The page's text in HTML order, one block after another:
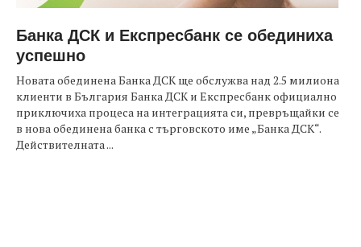
Банка ДСК и Експресбанк се обединиха
успешно
Новата обединена Банка ДСК ще обслужва над 2.5 милиона
клиенти в България Банка ДСК и Експресбанк официално
приключиха процеса на интеграцията си, превръщайки се
в нова обединена банка с търговското име „Банка ДСК“.
Действителната ...